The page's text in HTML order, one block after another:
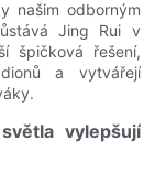
našim odborným
Jing Rui v
špičková řešení,
a vytvářejí
vylepšují